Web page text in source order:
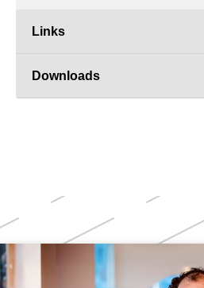
Links
Downloads
Weitere
Themen